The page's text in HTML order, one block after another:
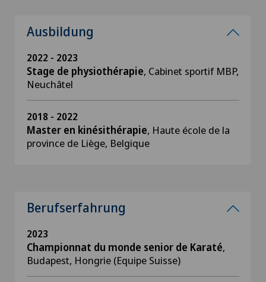
Ausbildung
2022 - 2023
Stage de physiothérapie, Cabinet sportif MBP,
Neuchâtel
2018 - 2022
Master en kinésithérapie, Haute école de la
province de Liège, Belgique
Berufserfahrung
2023
Championnat du monde senior de Karaté,
Budapest, Hongrie (Equipe Suisse)